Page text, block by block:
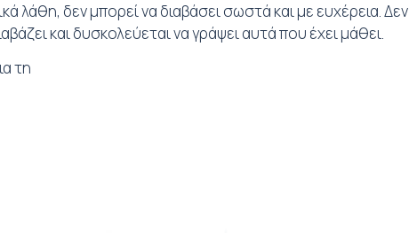
λάθη, δεν μπορεί να διαβάσει σωστά και με ευχέρεια. Δεν
και δυσκολεύεται να γράψει αυτά που έχει μάθει.
τη